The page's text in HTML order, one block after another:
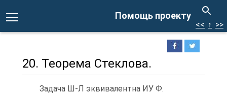
Помощь проекту
<< ↑ >>
20. Теорема Стеклова.
Задача Ш-Л эквивалентна ИУ Ф.